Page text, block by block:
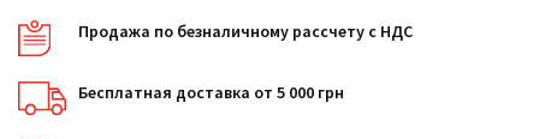
Продажа по безналичному рассчету с НДС
Бесплатная доставка от 5 000 грн